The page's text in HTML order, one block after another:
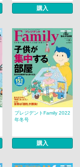
購入
プレジデントFamily 2022
年冬号
購入